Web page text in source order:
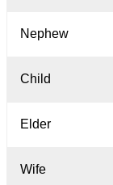
Nephew
Child
Elder
Wife